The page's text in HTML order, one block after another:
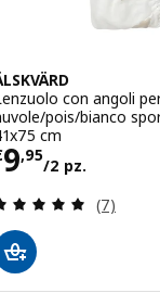
con angoli
pois/bianco
cm
9,95
/2 pz. €
(7)